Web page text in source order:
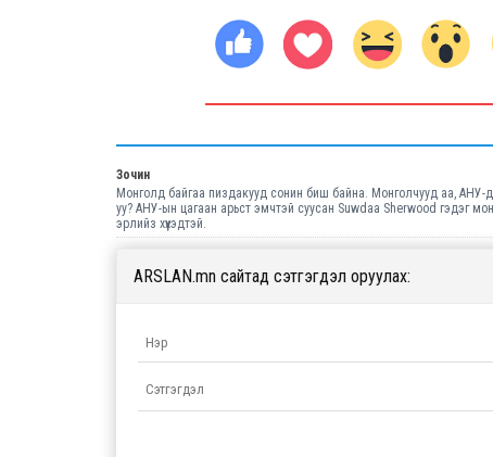
Зочин
Монголд байгаа пиздакууд сонин биш байна. Монголчууд аа,
уу? АНУ-ын цагаан арьст эмчтэй суусан Suwdaa Sherwood гэдэг
эрлийз хүүхэдтэй.
ARSLAN.mn сайтад сэтгэгдэл оруулах: